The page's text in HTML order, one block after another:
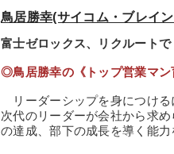
鳥居勝幸(サイコム・ブレイ
富士ゼロックス、リクルート
◎鳥居勝幸の《トップ営業マン
リーダーシップを身につける
次代のリーダーが会社から求
の達成、部下の成長を導く能